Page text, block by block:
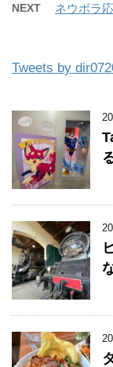
NEXT ネウボラ
Tweets by